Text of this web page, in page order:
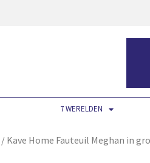
7 WERELDEN
/ Kave Home Fauteuil Meghan in